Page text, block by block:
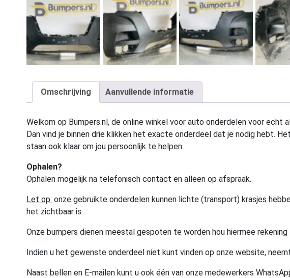
Omschrijving Aanvullende informatie
Welkom op Bumpers.nl, de online winkel voor auto onderdelen voor echt
Dan vind je binnen drie klikken het exacte onderdeel dat je nodig hebt.
staan ook klaar om jou persoonlijk te helpen.
Ophalen?
Ophalen mogelijk na telefonisch contact en alleen op afspraak.
Let op: onze gebruikte onderdelen kunnen lichte (transport) krasjes
het zichtbaar is.
Onze bumpers dienen meestal gespoten te worden hou hiermee rekening
Indien u het gewenste onderdeel niet kunt vinden op onze website,
Naast bellen en E-mailen kunt u ook één van onze medewerkers